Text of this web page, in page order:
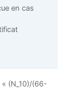
en cas
(N_10)/(66-